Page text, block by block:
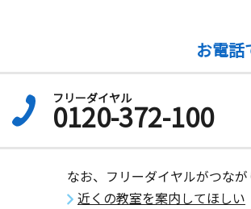
お電話
フリーダイヤル
0120-372-100
なお、フリーダイヤルがつな
近くの教室を案内してほしい